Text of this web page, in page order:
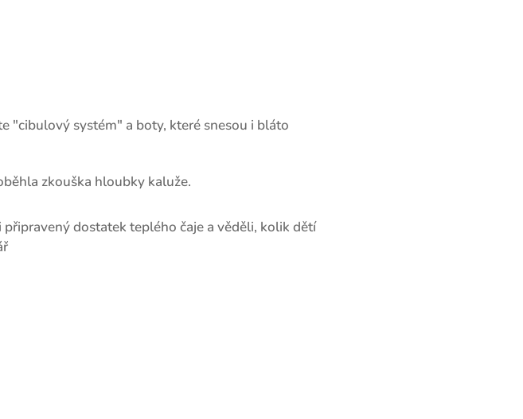
"cibulový systém" a boty, které snesou i bláto
zkouška hloubky kaluže.
dostatek teplého čaje a věděli, kolik dětí